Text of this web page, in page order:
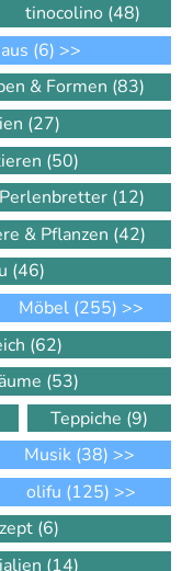
tinocolino (48)
(6) >>
& Formen (83)
(27)
(50)
Perlenbretter (12)
& Pflanzen (42)
(46)
Möbel (255) >>
(62)
(53)
Teppiche (9)
Musik (38) >>
olifu (125) >>
(6)
(14)